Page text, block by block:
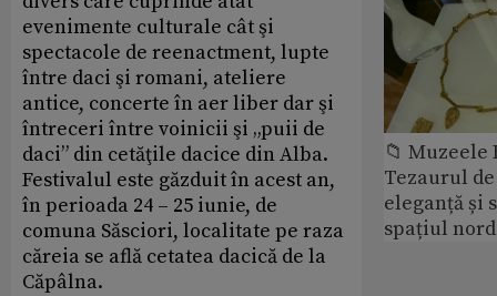
evenimente culturale cât şi
spectacole de reenactment, lupte
între daci şi romani, ateliere
antice, concerte în aer liber dar şi
întreceri între voinicii şi „puii de
daci” din cetăţile dacice din Alba.
Festivalul este găzduit în acest an,
în perioada 24 – 25 iunie, de
comuna Săsciori, localitate pe raza
căreia se află cetatea dacică de la
Căpâlna.
📁 Muzeele
Tezaurul
eleganță și
spațiul